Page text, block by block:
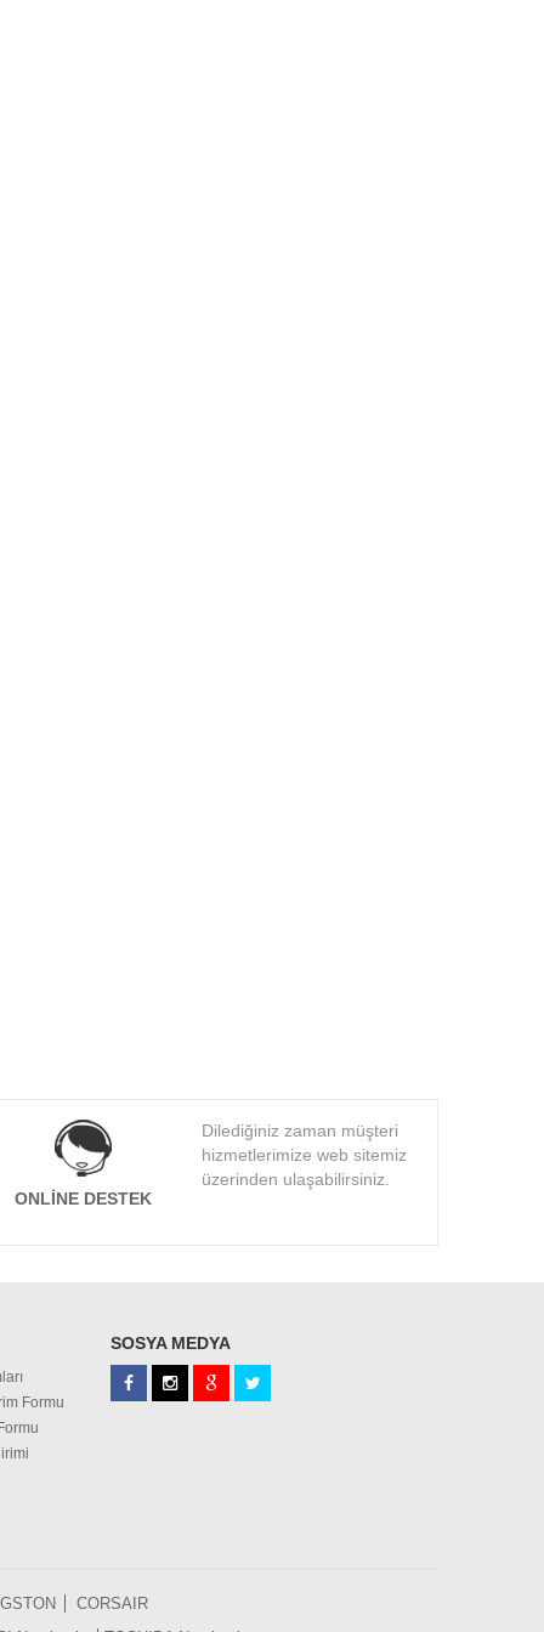
ONLINE DESTEK
Dilediğiniz zaman müşteri
hizmetlerimize web sitemiz
üzerinden ulaşabilirsiniz.
Formu
SOSYA MEDYA
CORSAIR